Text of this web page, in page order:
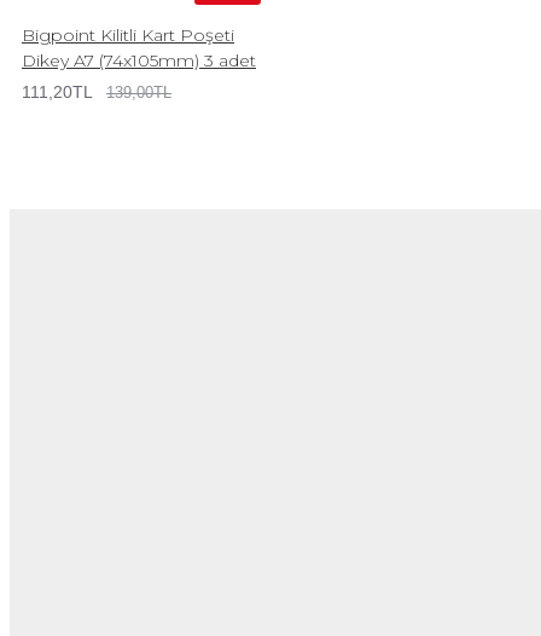
Bigpoint Kilitli Kart Poşeti
Dikey A7 (74x105mm) 3 adet
111,20TL 139,00TL